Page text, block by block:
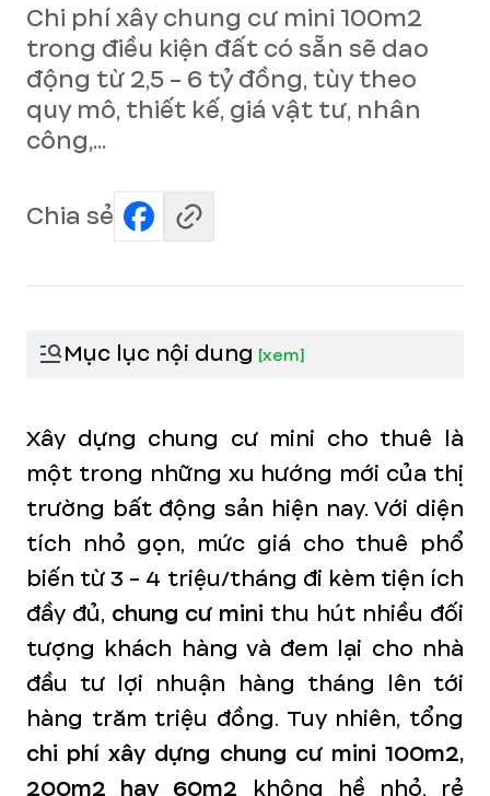
Chi phí xây chung cư mini 100m2
trong điều kiện đất có sẵn sẽ dao
động từ 2,5 - 6 tỷ đồng, tùy theo
quy mô, thiết kế, giá vật tư, nhân
công,...
Chia sẻ
Mục lục nội dung [xem]
Xây dựng chung cư mini cho thuê là
một trong những xu hướng mới của thị
trường bất động sản hiện nay. Với diện
tích nhỏ gọn, mức giá cho thuê phổ
biến từ 3 - 4 triệu/tháng đi kèm tiện ích
đầy đủ, chung cư mini thu hút nhiều đối
tượng khách hàng và đem lại cho nhà
đầu tư lợi nhuận hàng tháng lên tới
hàng trăm triệu đồng. Tuy nhiên, tổng
chi phí xây dựng chung cư mini 100m2,
200m2 hay 60m2 không hề nhỏ, rẻ